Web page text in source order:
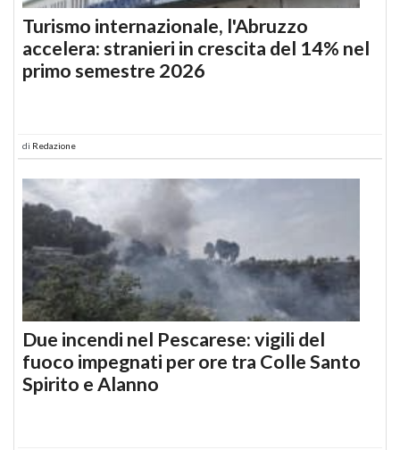
Turismo internazionale, l'Abruzzo
accelera: stranieri in crescita del 14% nel
primo semestre 2026
di Redazione
Due incendi nel Pescarese: vigili del
fuoco impegnati per ore tra Colle Santo
Spirito e Alanno